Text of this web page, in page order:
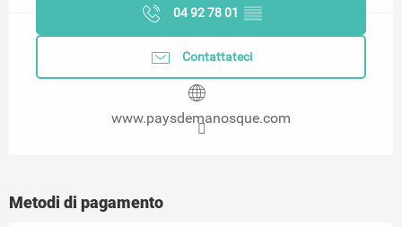
04 92 78 01 ▒▒
Contattateci
www.paysdemanosque.com
Metodi di pagamento